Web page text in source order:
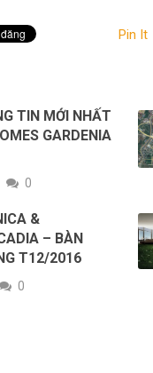
Pin It
TIN MỚI NHẤT
GARDENIA
0
&
– BÀN
T12/2016
0